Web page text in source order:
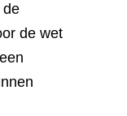
de
de wet